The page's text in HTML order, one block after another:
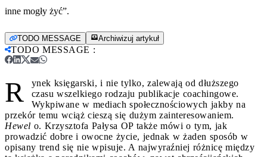
inne mogły żyć”.
TODO MESSAGE Archiwizuj artykuł
TODO MESSAGE :
R
ynek księgarski, i nie tylko, zalewają od dłuższego
czasu wszelkiego rodzaju publikacje coachingowe.
Wykpiwane w mediach społecznościowych jakby na
przekór temu wciąż cieszą się dużym zainteresowaniem.
Hewel o. Krzysztofa Pałysa OP także mówi o tym, jak
prowadzić dobre i owocne życie, jednak w żaden sposób w
opisany trend się nie wpisuje. A najwyraźniej różnicę między